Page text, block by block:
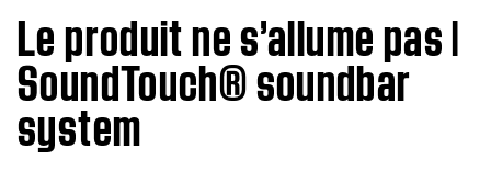
Le produit ne s’allume pas |
SoundTouch® soundbar
system